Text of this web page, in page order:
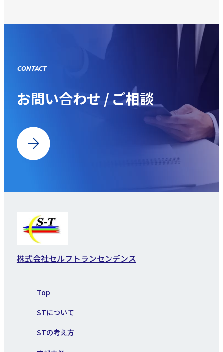
CONTACT
お問い合わせ / ご相談
株式会社セルフトランセンデンス
Top
STについて
STの考え方